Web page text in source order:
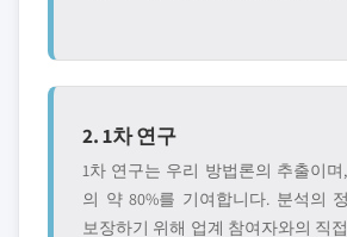
2. 1차 연구
1차 연구는 우리 방법론의 추출이
의 약 80%를 기여합니다. 분석의
보장하기 위해 업계 참여자와의 직